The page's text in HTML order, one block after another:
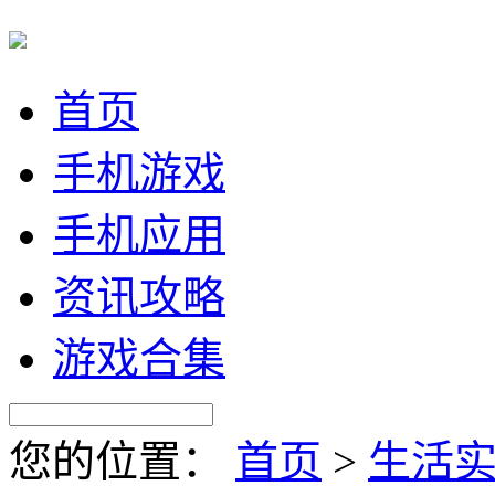
首页
手机游戏
手机应用
资讯攻略
游戏合集
您的位置： 首页 > 生活